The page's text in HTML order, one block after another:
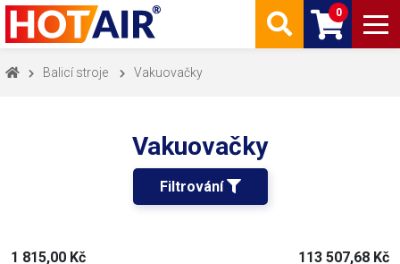
0
Balicí stroje Vakuovačky
Vakuovačky
Filtrování
1 815,00 Kč 113 507,68 Kč